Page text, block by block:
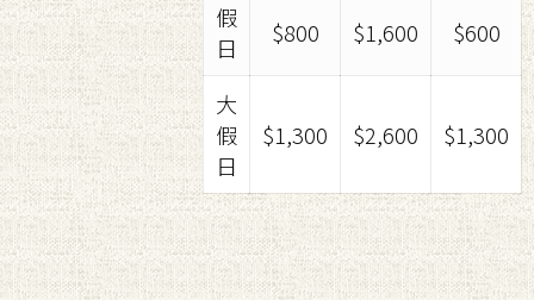
假
日
$800 $1,600 $600
大
假
日
$1,300 $2,600 $1,300